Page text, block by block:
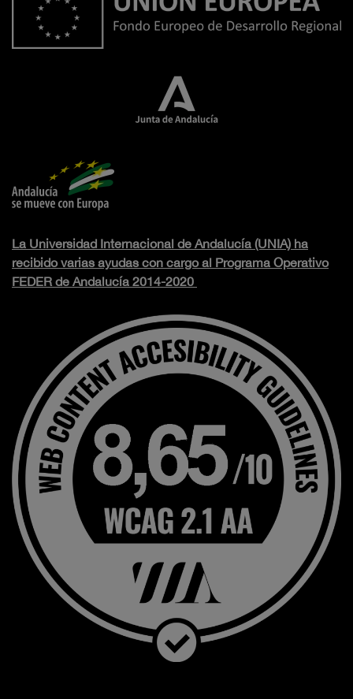
La Universidad Internacional de Andalucía (UNIA) ha
recibido varias ayudas con cargo al Programa Operativo
FEDER de Andalucía 2014-2020